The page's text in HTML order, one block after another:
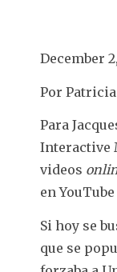
December
Por
Para
Interactive
videos
en
Si hoy se
que se